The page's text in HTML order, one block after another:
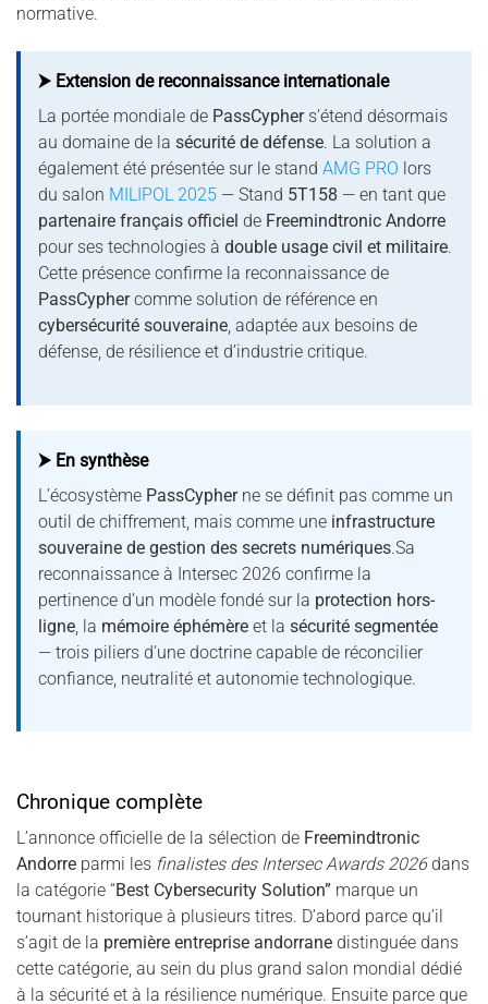
normative.
⮞ Extension de reconnaissance internationale
La portée mondiale de PassCyphers’étend désormais
au domaine de la sécurité de défense. La solution a
également été présentée sur le stand AMG PRO lors
du salon MILIPOL 2025 — Stand 5T158 — en tant que
partenaire français officiel de Freemindtronic Andorre
pour ses technologies à double usage civil et militaire.
Cette présence confirme la reconnaissance de
PassCyphercomme solution de référence en
cybersécurité souveraine, adaptée aux besoins de
défense, de résilience et d’industrie critique.
⮞ En synthèse
L’écosystème PassCypherne se définit pas comme un
outil de chiffrement, mais comme une infrastructure
souveraine de gestion des secrets numériques.Sa
reconnaissance à Intersec 2026 confirme la
pertinence d’un modèle fondé sur la protection hors-
ligne , la mémoire éphémère et la sécurité segmentée
— trois piliers d’une doctrine capable de réconcilier
confiance, neutralité et autonomie technologique.
Chronique complète
L’annonce officielle de la sélection de Freemindtronic
Andorre parmi les finalistes des Intersec Awards 2026dans
la catégorie “Best Cybersecurity Solution” marque un
tournant historique à plusieurs titres. D’abord parce qu’il
s’agit de la première entreprise andorrane distinguée dans
cette catégorie, au sein du plus grand salon mondial dédié
à la sécurité et à la résilience numérique. Ensuite parce que